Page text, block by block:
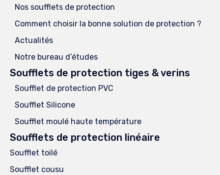
Nos soufflets de protection
Comment choisir la bonne solution de protection ?
Actualités
Notre bureau d’études
Soufflets de protection tiges & verins
Soufflet de protection PVC
Soufflet Silicone
Soufflet moulé haute température
Soufflets de protection linéaire
Soufflet toilé
Soufflet cousu